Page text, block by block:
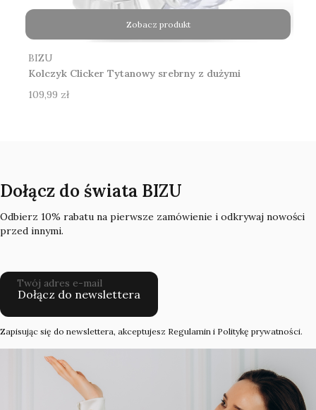
Zobacz produkt
Kolczyk Clicker Tytanowy srebrny z dużymi
cyrkoniami
Producent
BIZU
Cena
109,99 zł
Dołącz do świata BIZU
Odbierz 10% rabatu na pierwsze zamówienie i odkrywaj nowości
przed innymi.
Twój adres e-mail
Dołącz do newslettera
Zapisując się do newslettera, akceptujesz Regulamin i Politykę prywatności.